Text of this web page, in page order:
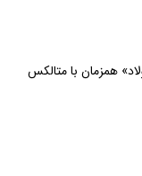
همزمان با متالکس